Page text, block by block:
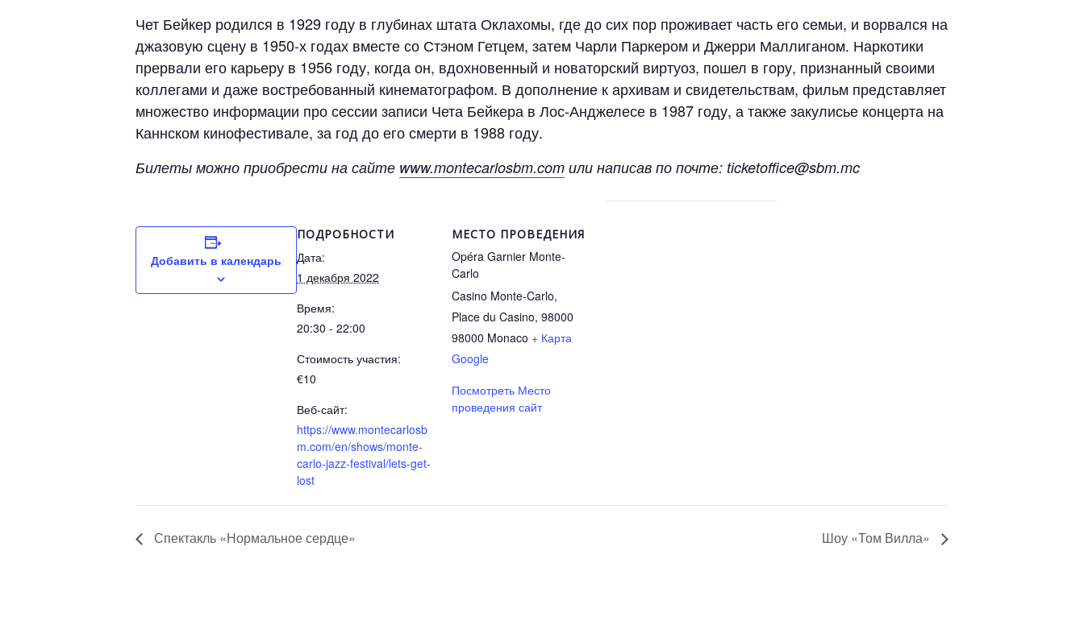
Чет Бейкер родился в 1929 году в глубинах штата Оклахомы, где до сих пор проживает часть его семьи, и ворвался на
джазовую сцену в 1950-х годах вместе со Стэном Гетцем, затем Чарли Паркером и Джерри Маллиганом. Наркотики
прервали его карьеру в 1956 году, когда он, вдохновенный и новаторский виртуоз, пошел в гору, признанный своими
коллегами и даже востребованный кинематографом. В дополнение к архивам и свидетельствам, фильм представляет
множество информации про сессии записи Чета Бейкера в Лос-Анджелесе в 1987 году, а также закулисье концерта на
Каннском кинофестивале, за год до его смерти в 1988 году.
Билеты можно приобрести на сайте www.montecarlosbm.com или написав по почте: ticketoffice@sbm.mc
Добавить в календарь
ПОДРОБНОСТИ
Дата:
1 декабря 2022
Время:
20:30 - 22:00
Стоимость участия:
€10
Веб-сайт:
https://www.montecarlosb
m.com/en/shows/monte-
carlo-jazz-festival/lets-get-
lost
МЕСТО ПРОВЕДЕНИЯ
Opéra Garnier Monte-
Carlo
Casino Monte-Carlo,
Place du Casino, 98000
98000 Monaco + Карта
Google
Посмотреть Место
проведения сайт
Спектакль «Нормальное сердце» Шоу «Том Вилла»